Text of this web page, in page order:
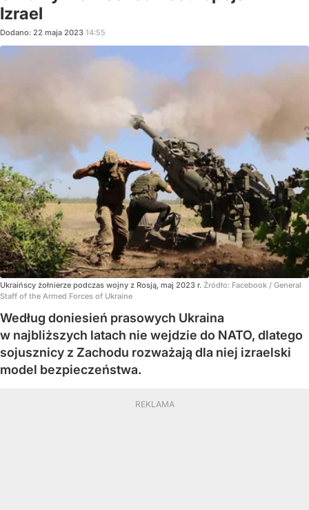
Izrael
Dodano: 22 maja 2023 14:55
Ukraińscy żołnierze podczas wojny z Rosją, maj 2023 r. Źródło: Facebook / General
Staff of the Armed Forces of Ukraine
Według doniesień prasowych Ukraina
w najbliższych latach nie wejdzie do NATO, dlatego
sojusznicy z Zachodu rozważają dla niej izraelski
model bezpieczeństwa.